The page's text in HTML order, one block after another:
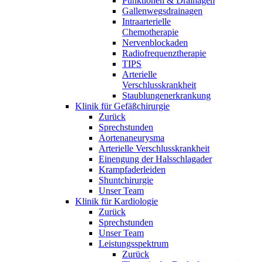
Gallenwegsdrainagen
Intraarterielle
Chemotherapie
Nervenblockaden
Radiofrequenztherapie
TIPS
Arterielle
Verschlusskrankheit
Staublungenerkrankung
Klinik für Gefäßchirurgie
Zurück
Sprechstunden
Aortenaneurysma
Arterielle Verschlusskrankheit
Einengung der Halsschlagader
Krampfaderleiden
Shuntchirurgie
Unser Team
Klinik für Kardiologie
Zurück
Sprechstunden
Unser Team
Leistungsspektrum
Zurück